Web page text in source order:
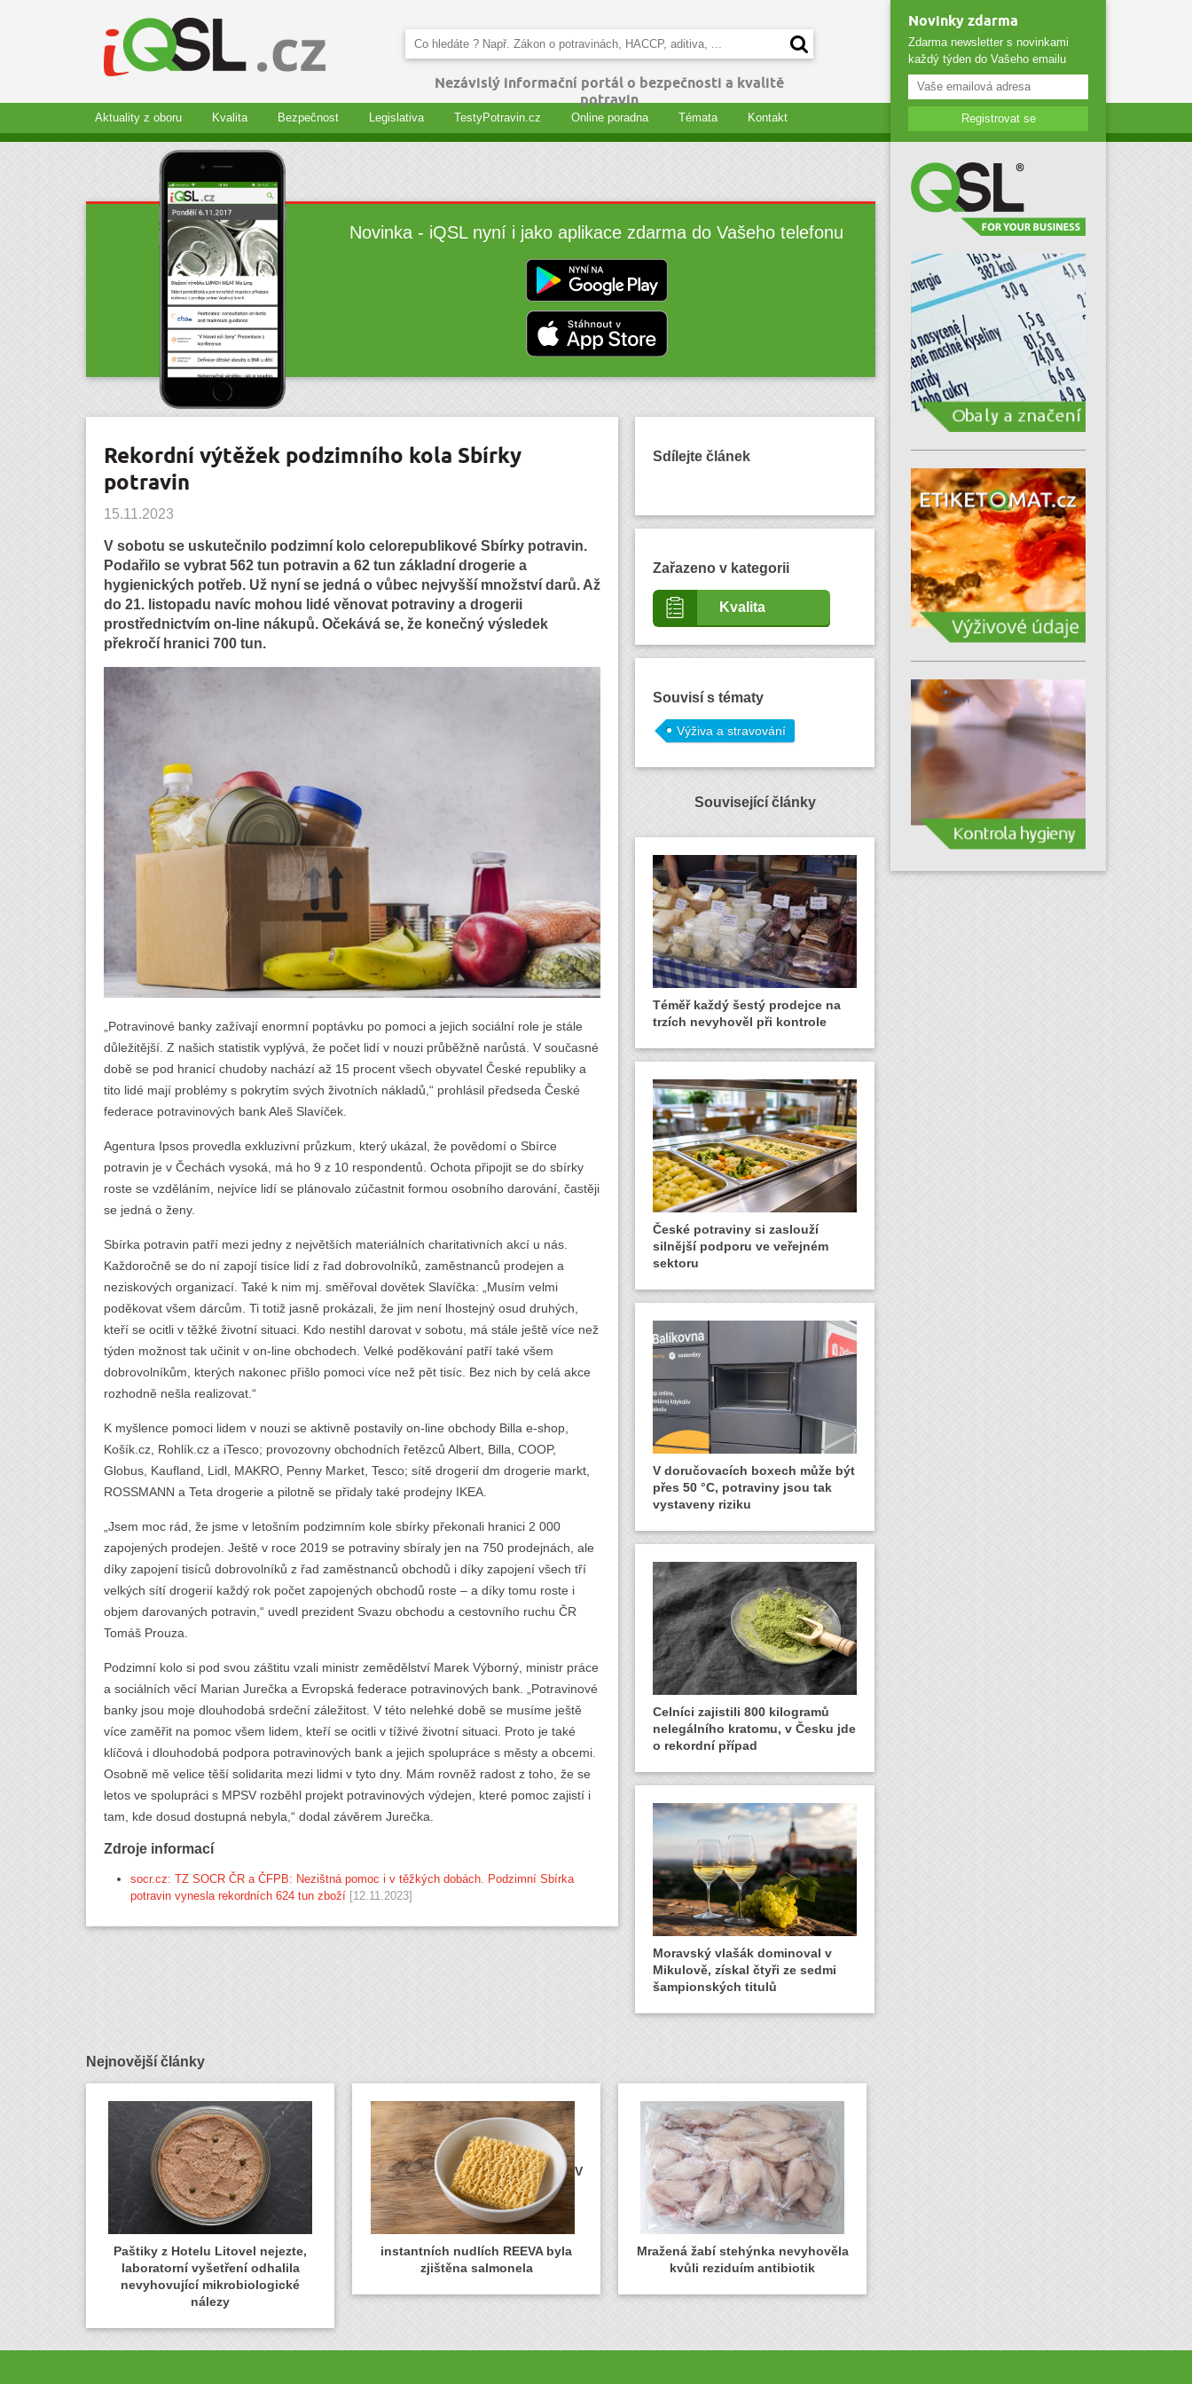
Nezávislý informační portál o bezpečnosti a kvalitě
potravin
Aktuality z oboru Kvalita Bezpečnost Legislativa TestyPotravin.cz Online poradna Témata Kontakt
Novinka - iQSL nyní i jako aplikace zdarma do Vašeho telefonu
Rekordní výtěžek podzimního kola Sbírky
potravin
15.11.2023
V sobotu se uskutečnilo podzimní kolo celorepublikové Sbírky potravin.
Podařilo se vybrat 562 tun potravin a 62 tun základní drogerie a
hygienických potřeb. Už nyní se jedná o vůbec nejvyšší množství darů. Až
do 21. listopadu navíc mohou lidé věnovat potraviny a drogerii
prostřednictvím on-line nákupů. Očekává se, že konečný výsledek
překročí hranici 700 tun.
„Potravinové banky zažívají enormní poptávku po pomoci a jejich sociální role je stále
důležitější. Z našich statistik vyplývá, že počet lidí v nouzi průběžně narůstá. V současné
době se pod hranicí chudoby nachází až 15 procent všech obyvatel České republiky a
tito lidé mají problémy s pokrytím svých životních nákladů,“ prohlásil předseda České
federace potravinových bank Aleš Slavíček.
Agentura Ipsos provedla exkluzivní průzkum, který ukázal, že povědomí o Sbírce
potravin je v Čechách vysoká, má ho 9 z 10 respondentů. Ochota připojit se do sbírky
roste se vzděláním, nejvíce lidí se plánovalo zúčastnit formou osobního darování, častěji
se jedná o ženy.
Sbírka potravin patří mezi jedny z největších materiálních charitativních akcí u nás.
Každoročně se do ní zapojí tisíce lidí z řad dobrovolníků, zaměstnanců prodejen a
neziskových organizací. Také k nim mj. směřoval dovětek Slavíčka: „Musím velmi
poděkovat všem dárcům. Ti totiž jasně prokázali, že jim není lhostejný osud druhých,
kteří se ocitli v těžké životní situaci. Kdo nestihl darovat v sobotu, má stále ještě více než
týden možnost tak učinit v on-line obchodech. Velké poděkování patří také všem
dobrovolníkům, kterých nakonec přišlo pomoci více než pět tisíc. Bez nich by celá akce
rozhodně nešla realizovat.“
K myšlence pomoci lidem v nouzi se aktivně postavily on-line obchody Billa e-shop,
Košík.cz, Rohlík.cz a iTesco; provozovny obchodních řetězců Albert, Billa, COOP,
Globus, Kaufland, Lidl, MAKRO, Penny Market, Tesco; sítě drogerií dm drogerie markt,
ROSSMANN a Teta drogerie a pilotně se přidaly také prodejny IKEA.
„Jsem moc rád, že jsme v letošním podzimním kole sbírky překonali hranici 2 000
zapojených prodejen. Ještě v roce 2019 se potraviny sbíraly jen na 750 prodejnách, ale
díky zapojení tisíců dobrovolníků z řad zaměstnanců obchodů i díky zapojení všech tří
velkých sítí drogerií každý rok počet zapojených obchodů roste – a díky tomu roste i
objem darovaných potravin,“ uvedl prezident Svazu obchodu a cestovního ruchu ČR
Tomáš Prouza.
Podzimní kolo si pod svou záštitu vzali ministr zemědělství Marek Výborný, ministr práce
a sociálních věcí Marian Jurečka a Evropská federace potravinových bank. „Potravinové
banky jsou moje dlouhodobá srdeční záležitost. V této nelehké době se musíme ještě
více zaměřit na pomoc všem lidem, kteří se ocitli v tíživé životní situaci. Proto je také
klíčová i dlouhodobá podpora potravinových bank a jejich spolupráce s městy a obcemi.
Osobně mě velice těší solidarita mezi lidmi v tyto dny. Mám rovněž radost z toho, že se
letos ve spolupráci s MPSV rozběhl projekt potravinových výdejen, které pomoc zajistí i
tam, kde dosud dostupná nebyla,“ dodal závěrem Jurečka.
Zdroje informací
socr.cz: TZ SOCR ČR a ČFPB: Nezištná pomoc i v těžkých dobách. Podzimní Sbírka
potravin vynesla rekordních 624 tun zboží [12.11.2023]
Sdílejte článek
Zařazeno v kategorii
Kvalita
Souvisí s tématy
Výživa a stravování
Související články
Téměř každý šestý prodejce na
trzích nevyhověl při kontrole
České potraviny si zaslouží
silnější podporu ve veřejném
sektoru
V doručovacích boxech může být
přes 50 °C, potraviny jsou tak
vystaveny riziku
Celníci zajistili 800 kilogramů
nelegálního kratomu, v Česku jde
o rekordní případ
Moravský vlašák dominoval v
Mikulově, získal čtyři ze sedmi
šampionských titulů
Nejnovější články
Paštiky z Hotelu Litovel nejezte,
laboratorní vyšetření odhalila
nevyhovující mikrobiologické
nálezy
V
instantních nudlích REEVA byla
zjištěna salmonela
Mražená žabí stehýnka nevyhověla
kvůli reziduím antibiotik
Novinky zdarma
Zdarma newsletter s novinkami
každý týden do Vašeho emailu
Registrovat se